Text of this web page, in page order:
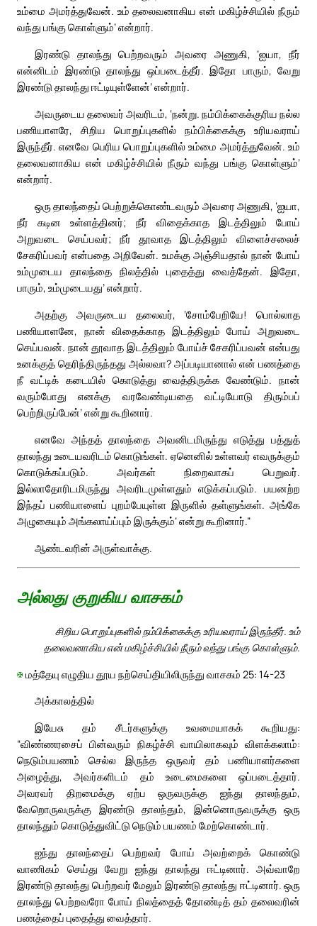
உம்மை அமர்த்துவேன். உம் தலைவனாகிய என் மகிழ்ச்சியில் நீரும்
வந்து பங்கு கொள்ளும்’ என்றார்.
இரண்டு தாலந்து பெற்றவரும் அவரை அணுகி, ‘ஐயா, நீர்
என்னிடம் இரண்டு தாலந்து ஒப்படைத்தீர். இதோ பாரும், வேறு
இரண்டு தாலந்து ஈட்டியுள்ளேன்’ என்றார்.
அவருடைய தலைவர் அவரிடம், ‘நன்று. நம்பிக்கைக்குரிய நல்ல
பணியாளரே, சிறிய பொறுப்புகளில் நம்பிக்கைக்கு உரியவராய்
இருந்தீர். எனவே பெரிய பொறுப்புகளில் உம்மை அமர்த்துவேன். உம்
தலைவனாகிய என் மகிழ்ச்சியில் நீரும் வந்து பங்கு கொள்ளும்’
என்றார்.
ஒரு தாலந்தைப் பெற்றுக்கொண்டவரும் அவரை அணுகி, ‘ஐயா,
நீர் கடின உள்ளத்தினர்; நீர் விதைக்காத இடத்திலும் போய்
அறுவடை செய்பவர்; நீர் தூவாத இடத்திலும் விளைச்சலைச்
சேகரிப்பவர் என்பதை அறிவேன். உமக்கு அஞ்சியதால் நான் போய்
உம்முடைய தாலந்தை நிலத்தில் புதைத்து வைத்தேன். இதோ,
பாரும், உம்முடையது’ என்றார்.
அதற்கு அவருடைய தலைவர், ‘சோம்பேறியே! பொல்லாத
பணியாளனே, நான் விதைக்காத இடத்திலும் போய் அறுவடை
செய்பவன். நான் தூவாத இடத்திலும் போய்ச் சேகரிப்பவன் என்பது
உனக்குத் தெரிந்திருந்தது அல்லவா? அப்படியானால் என் பணத்தை
நீ வட்டிக் கடையில் கொடுத்து வைத்திருக்க வேண்டும். நான்
வரும்போது எனக்கு வரவேண்டியதை வட்டியோடு திரும்பப்
பெற்றிருப்பேன்’ என்று கூறினார்.
எனவே அந்தத் தாலந்தை அவனிடமிருந்து எடுத்து பத்துத்
தாலந்து உடையவரிடம் கொடுங்கள். ஏனெனில் உள்ளவர் எவருக்கும்
கொடுக்கப்படும். அவர்கள் நிறைவாகப் பெறுவர்.
இல்லாதோரிடமிருந்து அவரிடமுள்ளதும் எடுக்கப்படும். பயனற்ற
இந்தப் பணியாளைப் புறம்பேயுள்ள இருளில் தள்ளுங்கள். அங்கே
அழுகையும் அங்கலாய்ப்பும் இருக்கும்’ என்று கூறினார்.”
ஆண்டவரின் அருள்வாக்கு.
அல்லது குறுகிய வாசகம்
சிறிய பொறுப்புகளில் நம்பிக்கைக்கு உரியவராய் இருந்தீர். உம்
தலைவனாகிய என் மகிழ்ச்சியில் நீரும் வந்து பங்கு கொள்ளும்.
✠மத்தேயு எழுதிய தூய நற்செய்தியிலிருந்து வாசகம் 25: 14-23
அக்காலத்தில்
இயேசு தம் சீடர்களுக்கு உவமையாகக் கூறியது:
“விண்ணரசைப் பின்வரும் நிகழ்ச்சி வாயிலாகவும் விளக்கலாம்:
நெடும்பயணம் செல்ல இருந்த ஒருவர் தம் பணியாளர்களை
அழைத்து, அவர்களிடம் தம் உடைமைகளை ஒப்படைத்தார்.
அவரவர் திறமைக்கு ஏற்ப ஒருவருக்கு ஐந்து தாலந்தும்,
வேறொருவருக்கு இரண்டு தாலந்தும், இன்னொருவருக்கு ஒரு
தாலந்தும் கொடுத்துவிட்டு நெடும் பயணம் மேற்கொண்டார்.
ஐந்து தாலந்தைப் பெற்றவர் போய் அவற்றைக் கொண்டு
வாணிகம் செய்து வேறு ஐந்து தாலந்து ஈட்டினார். அவ்வாறே
இரண்டு தாலந்து பெற்றவர் மேலும் இரண்டு தாலந்து ஈட்டினார். ஒரு
தாலந்து பெற்றவரோ போய் நிலத்தைத் தோண்டித் தம் தலைவரின்
பணத்தைப் புதைத்து வைத்தார்.